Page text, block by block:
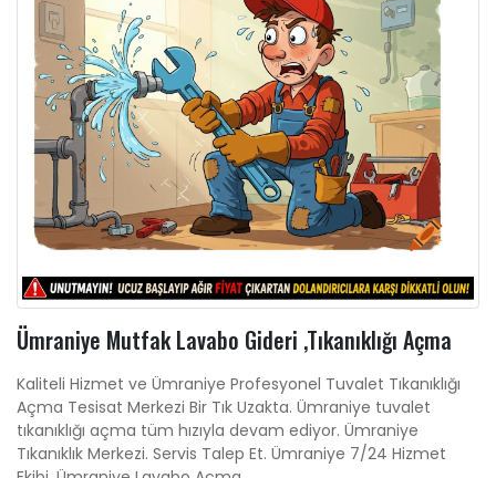
Ümraniye Mutfak Lavabo Gideri ,Tıkanıklığı Açma
Kaliteli Hizmet ve Ümraniye Profesyonel Tuvalet Tıkanıklığı
Açma Tesisat Merkezi Bir Tık Uzakta. Ümraniye tuvalet
tıkanıklığı açma tüm hızıyla devam ediyor. Ümraniye
Tıkanıklık Merkezi. Servis Talep Et. Ümraniye 7/24 Hizmet